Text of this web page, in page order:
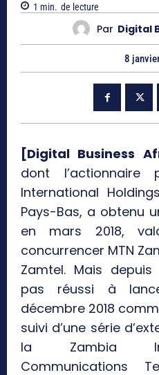
1 min. de lecture
Par Digital
8
[Digital Business
dont l’actionnaire
International
Pays-Bas, a obtenu
en mars 2018,
concurrencer MTN
Zamtel. Mais depuis
pas réussi à
décembre 2018
suivi d’une série
la Zambia
Communications